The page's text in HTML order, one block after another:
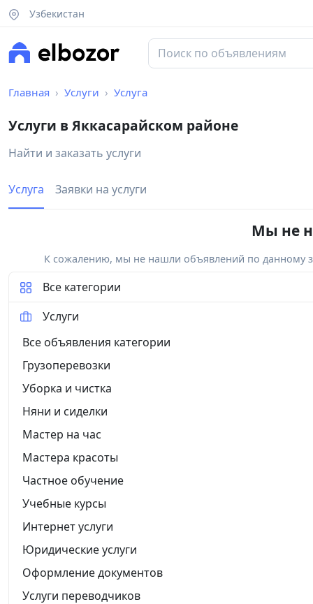
Узбекистан
Главная Услуги Услуга
Услуги в Яккасарайском районе
Найти и заказать услуги
Услуга Заявки на услуги
Мы не
К сожалению, мы не нашли объявлений по данному
Все категории
Услуги
Все объявления категории
Грузоперевозки
Уборка и чистка
Няни и сиделки
Мастер на час
Мастера красоты
Частное обучение
Учебные курсы
Интернет услуги
Юридические услуги
Оформление документов
Услуги переводчиков